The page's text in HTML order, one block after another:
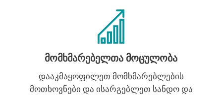
მომხმარებელთა მოცულობა
დააკმაყოფილეთ მომხმარებლების
მოთხოვნები და ისარგებლეთ სანდო და